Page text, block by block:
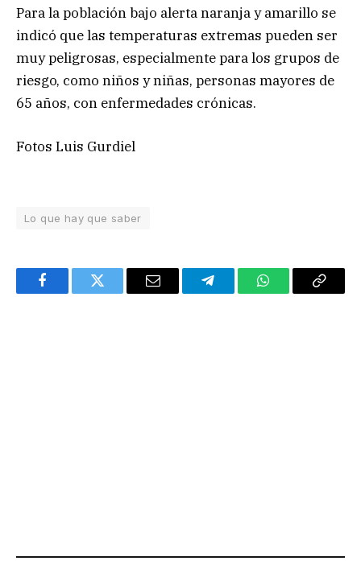
Para la población bajo alerta naranja y amarillo se
indicó que las temperaturas extremas pueden ser
muy peligrosas, especialmente para los grupos de
riesgo, como niños y niñas, personas mayores de
65 años, con enfermedades crónicas.
Fotos Luis Gurdiel
Lo que hay que saber
FacebookTwitter Email TelegramWhatsAppCopy